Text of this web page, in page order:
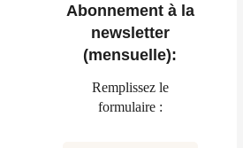
Abonnement à la
newsletter
(mensuelle):
Remplissez le
formulaire :